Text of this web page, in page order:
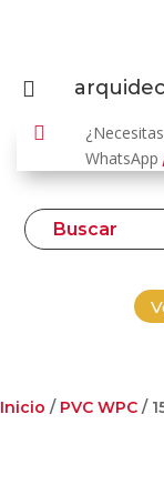


WhatsApp
Inicio / PVC WPC /